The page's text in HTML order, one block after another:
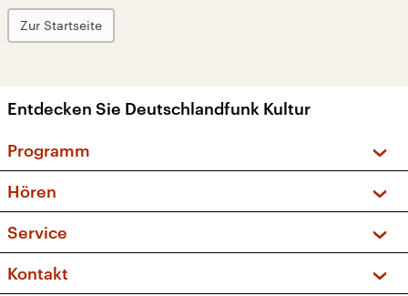
Zur Startseite
Entdecken Sie Deutschlandfunk Kultur
Programm
Sendungen und Podcasts
Musikliste
Kakadu – Das Kinderprogramm
Hören
Frequenzen (UKW + DAB+)
Service
FAQ
Kontakt